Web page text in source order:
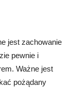
jest zachowanie
pewnie i
Ważne jest
pożądany